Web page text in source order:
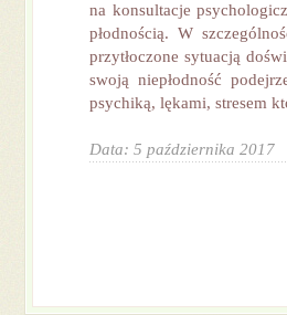
na konsultacje
płodnością. W
przytłoczone sytuacją
swoją niepłodność
psychiką, lękami, stresem
Data: 5 października 2017